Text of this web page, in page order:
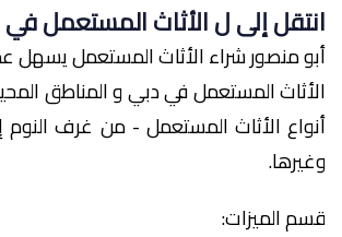
انتقل إلى ل الأثاث المستعمل
أبو منصور شراء الأثاث المستعمل يسهل
الأثاث المستعمل في دبي و المناطق
أنواع الأثاث المستعمل - من غرف
وغيرها.
قسم الميزات: